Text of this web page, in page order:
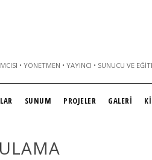
• YÖNETMEN • YAYINCI • SUNUCU VE
SUNUM PROJELER GALERİ